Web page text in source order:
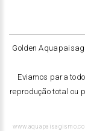
Golden
Eviamos para
reprodução total ou